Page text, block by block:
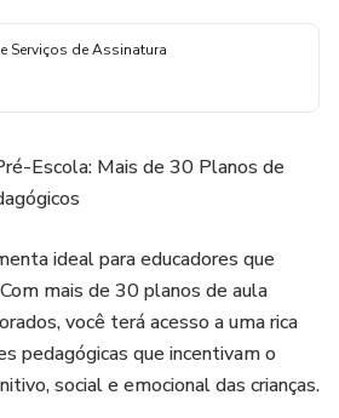
Serviços de Assinatura
Escola: Mais de 30 Planos de
ideal para educadores que
mais de 30 planos de aula
você terá acesso a uma rica
pedagógicas que incentivam o
social e emocional das crianças.